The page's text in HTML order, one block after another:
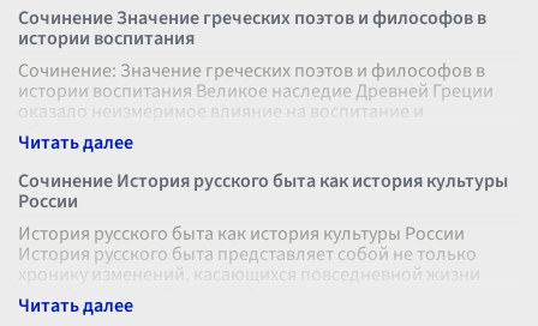
Сочинение Значение греческих поэтов и философов в
истории воспитания
Сочинение: Значение греческих поэтов и философов в
истории воспитания Великое наследие Древней Греции
оказало неизмеримое влияние на воспитание и
образование в течение многих веко
Сочинение История русского быта как история культуры
России
История русского быта как история культуры России
История русского быта представляет собой не только
хронику изменений, касающихся повседневной жизни
людей, но и яркий ландшафт ра